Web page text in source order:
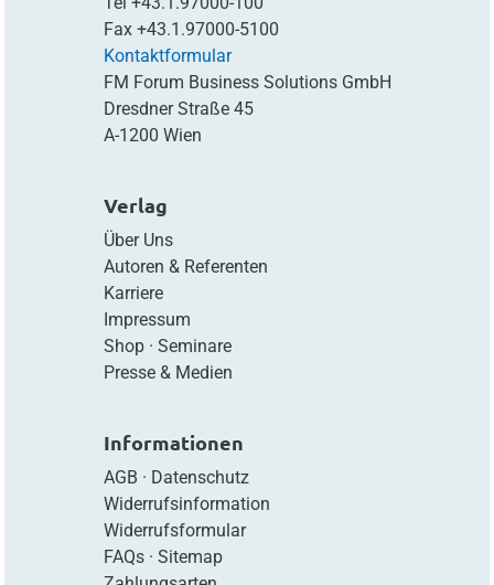
Fax +43.1.97000-5100
Kontaktformular
FM Forum Business Solutions GmbH
Dresdner Straße 45
A-1200 Wien
Verlag
Über Uns
Autoren & Referenten
Karriere
Impressum
Shop· Seminare
Presse & Medien
Informationen
AGB · Datenschutz
Widerrufsinformation
Widerrufsformular
FAQs· Sitemap